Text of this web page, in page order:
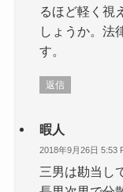
るほど軽く視
しょうか。法
す。
返信
暇人
2018年9月26日 5:53
三男は勘当し